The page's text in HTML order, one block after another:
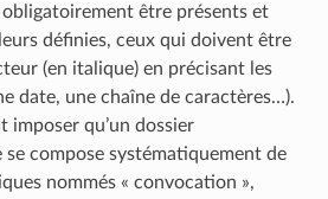
être présents et
définies, ceux qui doivent être
(en italique) en précisant les
date, une chaîne de caractères…).
imposer qu’un dossier
se compose systématiquement de
nommés « convocation »,